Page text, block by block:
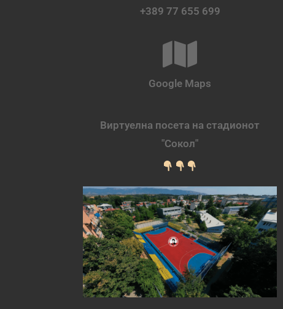
+389 77 655 699
Google Maps
Виртуелна посета на стадионот
"Сокол"